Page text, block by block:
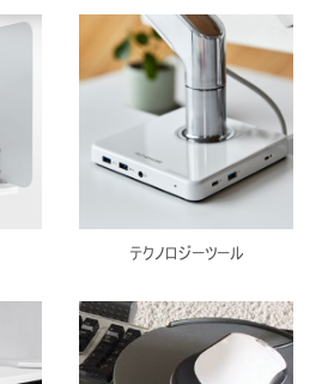
テクノロジーツール